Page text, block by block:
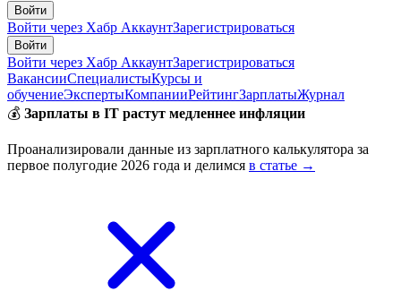
Войти
Войти через Хабр АккаунтЗарегистрироваться
Войти
Войти через Хабр АккаунтЗарегистрироваться
ВакансииСпециалистыКурсы и
обучениеЭкспертыКомпанииРейтингЗарплатыЖурнал
💰 Зарплаты в IT растут медленнее инфляции
Проанализировали данные из зарплатного калькулятора за
первое полугодие 2026 года и делимся в статье →